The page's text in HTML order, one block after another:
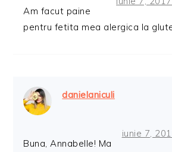
Am facut paine
pentru fetita mea alergica la
danielaniculi
iunie 7,
Buna, Annabelle! Ma